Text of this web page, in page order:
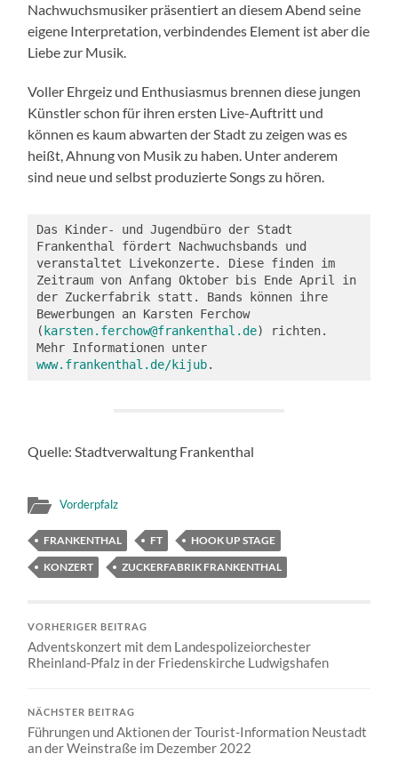
Nachwuchsmusiker präsentiert an diesem Abend seine
eigene Interpretation, verbindendes Element ist aber die
Liebe zur Musik.
Voller Ehrgeiz und Enthusiasmus brennen diese jungen
Künstler schon für ihren ersten Live-Auftritt und
können es kaum abwarten der Stadt zu zeigen was es
heißt, Ahnung von Musik zu haben. Unter anderem
sind neue und selbst produzierte Songs zu hören.
Das Kinder- und Jugendbüro der Stadt
Frankenthal fördert Nachwuchsbands und
veranstaltet Livekonzerte. Diese finden im
Zeitraum von Anfang Oktober bis Ende April in
der Zuckerfabrik statt. Bands können ihre
Bewerbungen an Karsten Ferchow
( karsten.ferchow@frankenthal.de) richten.
Mehr Informationen unter
www.frankenthal.de/kijub.
Quelle: Stadtverwaltung Frankenthal
Vorderpfalz
FRANKENTHAL FT
HOOK UP STAGE
KONZERT
ZUCKERFABRIK FRANKENTHAL
VORHERIGER BEITRAG
Adventskonzert mit dem Landespolizeiorchester
Rheinland-Pfalz in der Friedenskirche Ludwigshafen
NÄCHSTER BEITRAG
Führungen und Aktionen der Tourist-Information Neustadt
an der Weinstraße im Dezember 2022